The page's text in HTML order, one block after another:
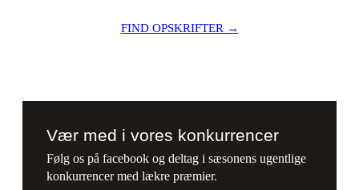
FIND OPSKRIFTER →
Vær med i vores konkurrencer
Følg os på facebook og deltag i sæsonens ugentlige
konkurrencer med lækre præmier.